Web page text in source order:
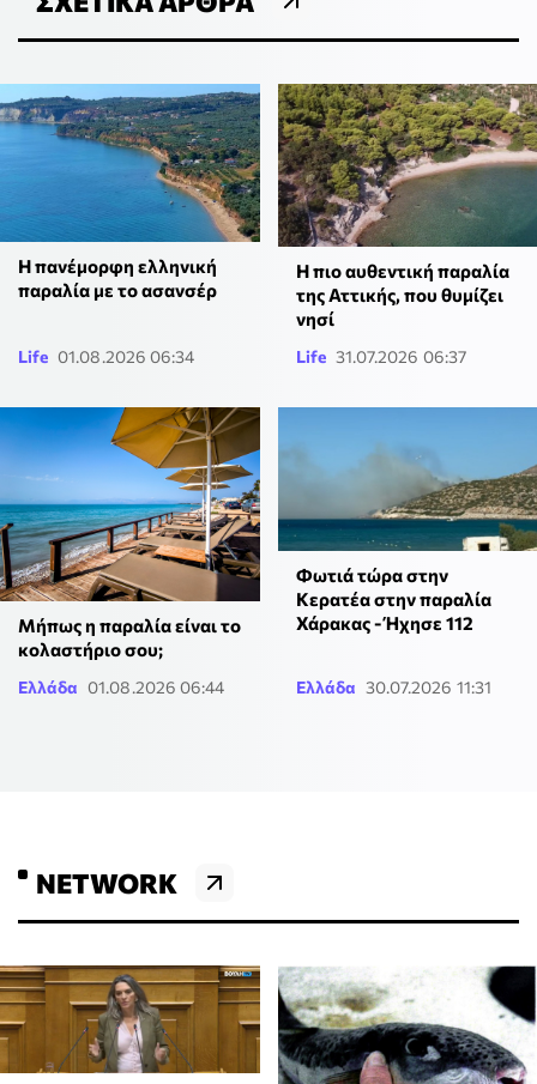
Η πανέμορφη ελληνική
παραλία με το ασανσέρ
Life 01.08.2026 06:34
Η πιο αυθεντική παραλία
της Αττικής, που θυμίζει
νησί
Life 31.07.2026 06:37
Μήπως η παραλία είναι το
κολαστήριο σου;
Ελλάδα 01.08.2026 06:44
Φωτιά τώρα στην
Κερατέα στην παραλία
Χάρακας - Ήχησε 112
Ελλάδα 30.07.2026 11:31
NETWORK